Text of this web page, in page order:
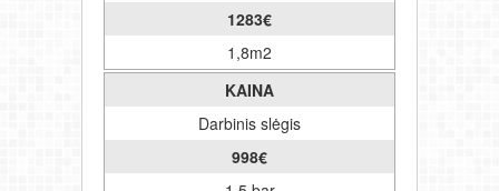
1283€
1,8m2
KAINA
Darbinis slėgis
998€